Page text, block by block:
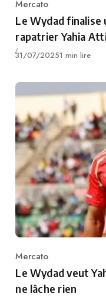
Category
Mercato
Le Wydad finalise
rapatrier Yahia
Publié
31/07/20251 min lire
Category
Mercato
Le Wydad veut
ne lâche rien